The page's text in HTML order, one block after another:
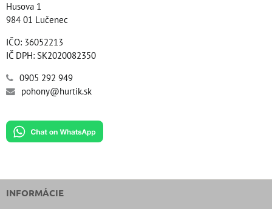
Husova 1
984 01 Lučenec
IČO: 36052213
IČ DPH: SK2020082350
0905 292 949
pohony@hurtik.sk
INFORMÁCIE